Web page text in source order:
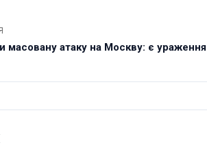
масовану атаку на Москву: є ураження